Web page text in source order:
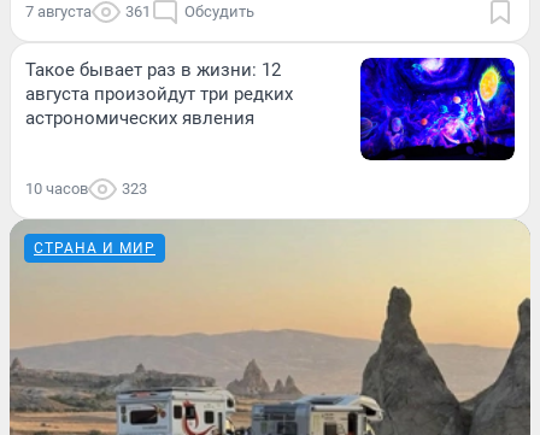
7 августа 361 Обсудить
Такое бывает раз в жизни: 12
августа произойдут три редких
астрономических явления
10 часов 323
СТРАНА И МИР